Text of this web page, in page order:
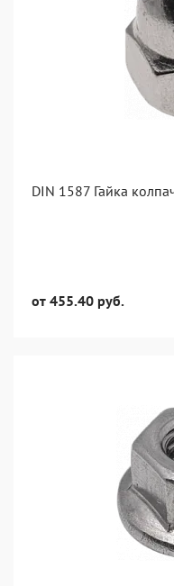
DIN 1587 Гайка
от 455.40 руб.